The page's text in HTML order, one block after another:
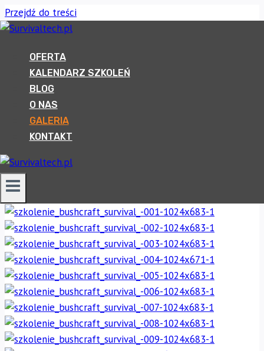
Przejdź do treści
OFERTA
KALENDARZ SZKOLEŃ
BLOG
O NAS
GALERIA
KONTAKT
Zajmujemy się szkoleniami technik przetrwania od 20 lat
Przez wiele lat wstawialiśmy zdjęcia na stronę z każdego
kursu co sprawiło, że nasza galeria miła ponad 39 tysięcy
zdjęć. Zarządzanie takim ogromem grafik jest nieco
uciążliwe, więc poniżej wybrane galerie ze ciekawych
szkoleń 🙂
Galerie wybrane